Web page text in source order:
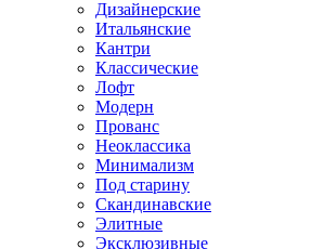
Дизайнерские
Итальянские
Кантри
Классические
Лофт
Модерн
Прованс
Неоклассика
Минимализм
Под старину
Скандинавские
Элитные
Эксклюзивные